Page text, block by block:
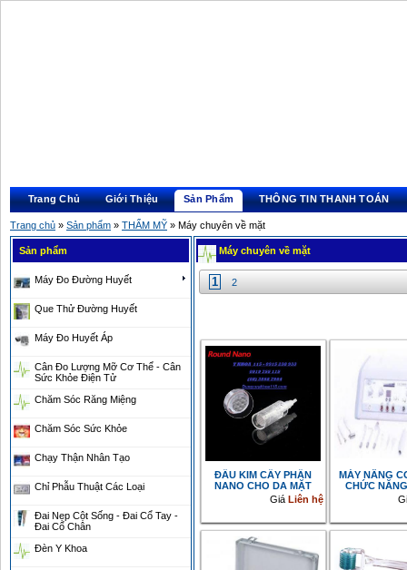
Trang Chủ Giới Thiệu Sản Phẩm THÔNG TIN THANH TOÁN
Trang chủ » Sản phẩm » THẨM MỸ » Máy chuyên về mặt
Máy chuyên về mặt
1 2
ĐẦU KIM CẤY PHẤN
NANO CHO DA MẶT
GiáLiên hệ
MÁY NÂNG
CHỨC
Sản phẩm
Máy Đo Đường Huyết
Que Thử Đường Huyết
Máy Đo Huyết Áp
Cân Đo Lượng Mỡ Cơ Thể - Cân
Sức Khỏe Điện Tử
Chăm Sóc Răng Miệng
Chăm Sóc Sức Khỏe
Chạy Thận Nhân Tạo
Chỉ Phẫu Thuật Các Loại
Đai Nẹp Cột Sống - Đai Cổ Tay -
Đai Cổ Chân
Đèn Y Khoa